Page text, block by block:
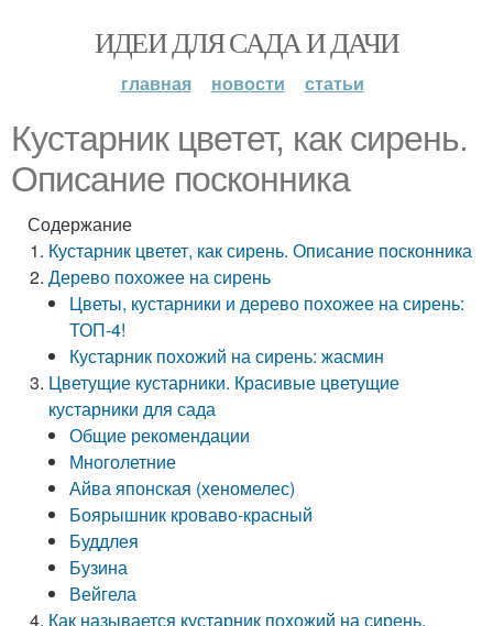
ИДЕИ ДЛЯ САДА И ДАЧИ
главная новости статьи
Кустарник цветет, как сирень.
Описание посконника
Содержание
Кустарник цветет, как сирень. Описание посконника
Дерево похожее на сирень
Цветы, кустарники и дерево похожее на сирень:
ТОП-4!
Кустарник похожий на сирень: жасмин
Цветущие кустарники. Красивые цветущие
кустарники для сада
Общие рекомендации
Многолетние
Айва японская (хеномелес)
Боярышник кроваво-красный
Буддлея
Бузина
Вейгела
Как называется кустарник похожий на сирень.